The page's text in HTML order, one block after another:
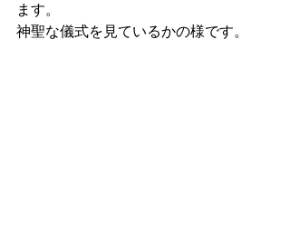
ます。
神聖な儀式を見ているかの様です。